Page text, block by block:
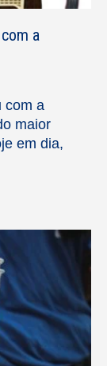
a
com a
maior
em dia,